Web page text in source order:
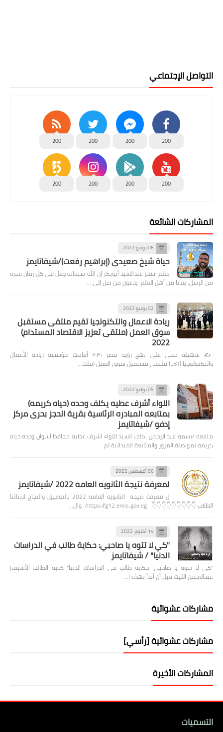
التواصل الإجتماعي
200
200
200
200
200
200
200
200
المشاركات الشائعة
06 يونيو 2022
حياة شيخ صعيدى (إبراهيم رفعت)/شيفاتايمز
بقلم :سحر عبدالسيد أبوبكر إن الله سبحانه جعل في كل زمان فترة
من الرسل، بقايا من أهل العلم، يدعون من ضل إلى …
02 يونيو 2022
ريادة الاعمال والتكنولجيا تقيم ملتقى مستقبل
سوق العمل (ملتقى تعزيز الاقتصاد المستدام)
2022
✍️ سهيلة محي على نهج رؤية مصر ٢٠٣٠ أقامت مؤسسة ريادة الأعمال
والتكنولوجيا (LBT) ملتقى مستقبل سوق العمل (ملت…
05 يوليو 2022
اللواء أشرف عطيه يكلف وحده (حياه كريمه)
بمتابعه المبادره الرئاسية بقرية الحجز بحرى مركز
إدفو /شيفاتايمز
متابعه /بسمه عبد الرحمن كلف السيد اللواء أشرف عطيه محافظ أسوان وحده حياه
كريمه بمواصلة المرور والمتابعة الميدانية لم…
06 أغسطس 2022
لمعرفة نتيجة الثانويه العامه 2022 /شيفاتايمز
ل معرفة نتيجة الثانويه العامه 2022 بالتوفيق والنجاح لابنائنا
الطلاب 👇👇👇👇👇👇👇👇👇 https://g12.emis.gov.eg/ وال…
14 أكتوبر 2022
"كي لا تتوه يا صاحبي: حكاية طالب في الدراسات
الدنيا" / شيفاتايمز
"كي لا تتوه يا صاحبي: حكاية طالب في الدراسات الدنيا" كتبه الطالب الأسيف|
عبدالرحمن الليث قبل أن أبدأ بهذه ا…
مشاركات عشوائية
مشاركات عشوائية [رأسي]
المشاركات الأخيرة
التسميات